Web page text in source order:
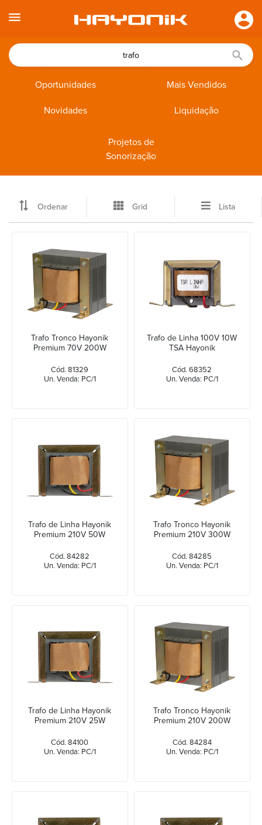
Oportunidades Mais Vendidos
Novidades Liquidação
Projetos de
Sonorização
Ordenar Grid Lista
Trafo Tronco Hayonik
Premium 70V 200W
Cód. 81329
Un. Venda: PC/1
Trafo de Linha 100V 10W
TSA Hayonik
Cód. 68352
Un. Venda: PC/1
Trafo de Linha Hayonik
Premium 210V 50W
Cód. 84282
Un. Venda: PC/1
Trafo Tronco Hayonik
Premium 210V 300W
Cód. 84285
Un. Venda: PC/1
Trafo de Linha Hayonik
Premium 210V 25W
Cód. 84100
Un. Venda: PC/1
Trafo Tronco Hayonik
Premium 210V 200W
Cód. 84284
Un. Venda: PC/1